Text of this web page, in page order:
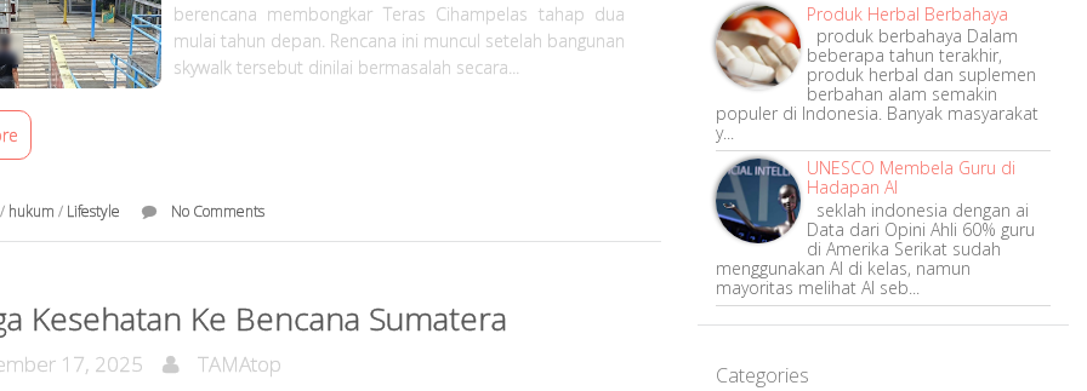
berencana membongkar Teras Cihampelas tahap dua
mulai tahun depan. Rencana ini muncul setelah bangunan
skywalk tersebut dinilai bermasalah secara...
/ hukum / Lifestyle No Comments
Kesehatan Ke Bencana Sumatera
17, 2025 TAMAtop
Produk Herbal Berbahaya
produk berbahaya Dalam
beberapa tahun terakhir,
produk herbal dan suplemen
berbahan alam semakin
populer di Indonesia. Banyak masyarakat
y...
UNESCO Membela Guru di
Hadapan AI
seklah indonesia dengan ai
Data dari Opini Ahli 60% guru
di Amerika Serikat sudah
menggunakan AI di kelas, namun
mayoritas melihat AI seb...
Categories